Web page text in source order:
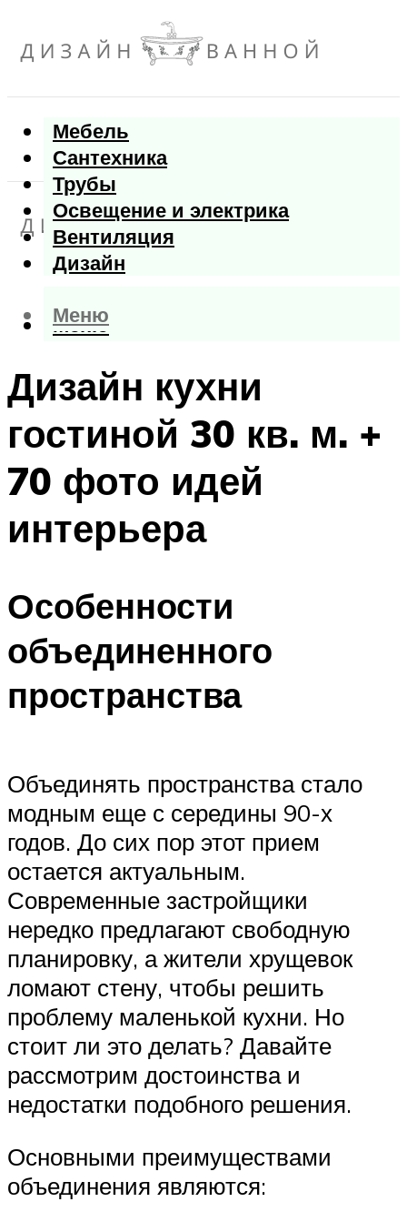
Мебель
Сантехника
Трубы
Освещение и электрика
Вентиляция
Дизайн
Меню
Меню
Дизайн кухни
гостиной 30 кв. м. +
70 фото идей
интерьера
Особенности
объединенного
пространства
Объединять пространства стало
модным еще с середины 90-х
годов. До сих пор этот прием
остается актуальным.
Современные застройщики
нередко предлагают свободную
планировку, а жители хрущевок
ломают стену, чтобы решить
проблему маленькой кухни. Но
стоит ли это делать? Давайте
рассмотрим достоинства и
недостатки подобного решения.
Основными преимуществами
объединения являются: